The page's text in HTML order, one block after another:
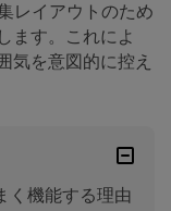
レイアウトのため
ます。これによ
気を意図的に控え
く機能する理由